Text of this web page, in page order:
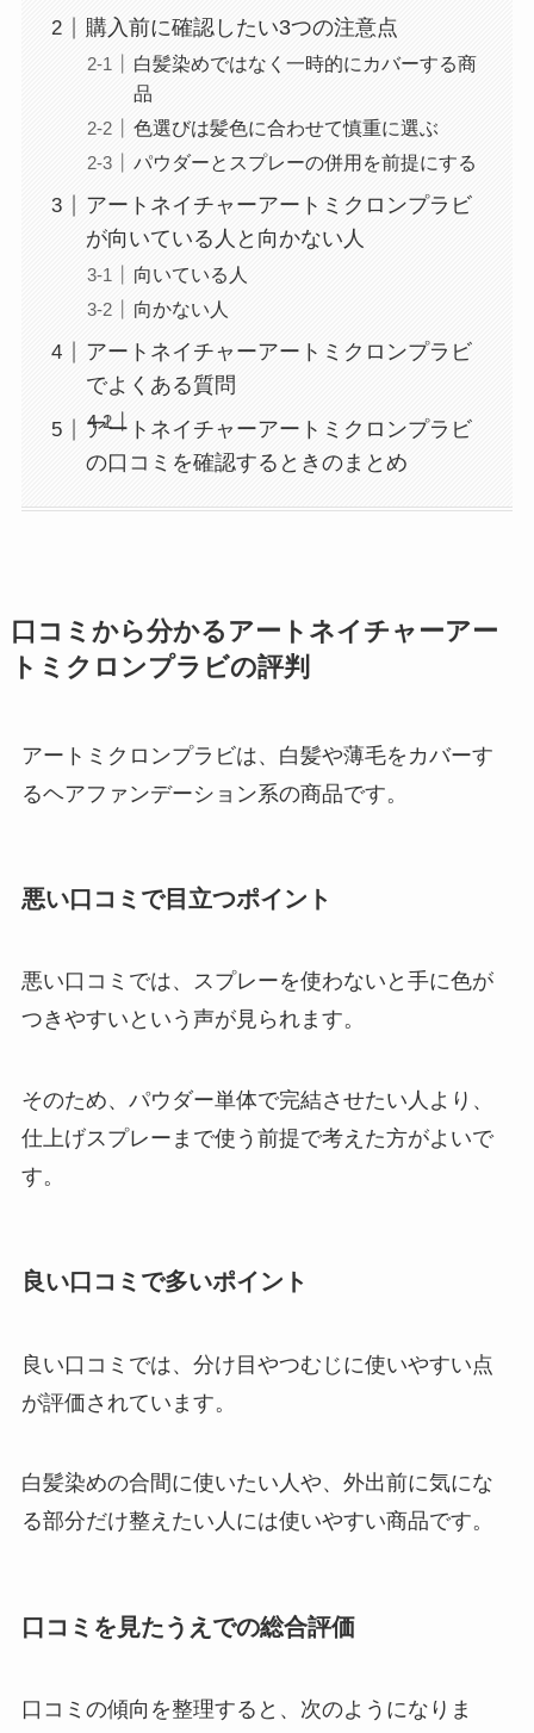
購入前に確認したい3つの注意点
白髪染めではなく一時的にカバーする商
品
色選びは髪色に合わせて慎重に選ぶ
パウダーとスプレーの併用を前提にする
アートネイチャーアートミクロンプラビ
が向いている人と向かない人
向いている人
向かない人
アートネイチャーアートミクロンプラビ
でよくある質問
アートネイチャーアートミクロンプラビ
の口コミを確認するときのまとめ
口コミから分かるアートネイチャーアー
トミクロンプラビの評判
アートミクロンプラビは、白髪や薄毛をカバーす
るヘアファンデーション系の商品です。
悪い口コミで目立つポイント
悪い口コミでは、スプレーを使わないと手に色が
つきやすいという声が見られます。
そのため、パウダー単体で完結させたい人より、
仕上げスプレーまで使う前提で考えた方がよいで
す。
良い口コミで多いポイント
良い口コミでは、分け目やつむじに使いやすい点
が評価されています。
白髪染めの合間に使いたい人や、外出前に気にな
る部分だけ整えたい人には使いやすい商品です。
口コミを見たうえでの総合評価
口コミの傾向を整理すると、次のようになりま